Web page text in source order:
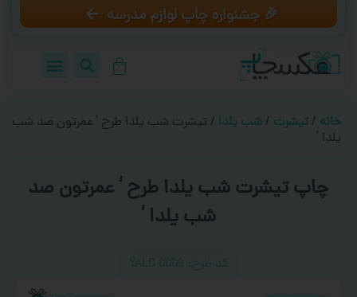
🎉 جشنواره چاپ لوازم مدرسه
خانه / تیشرت / شب یلدا / تیشرت شب یلدا طرح ‘ عمرتون صد شب
یلدا ‘
چاپ تیشرت شب یلدا طرح ‘ عمرتون صد
شب یلدا ‘